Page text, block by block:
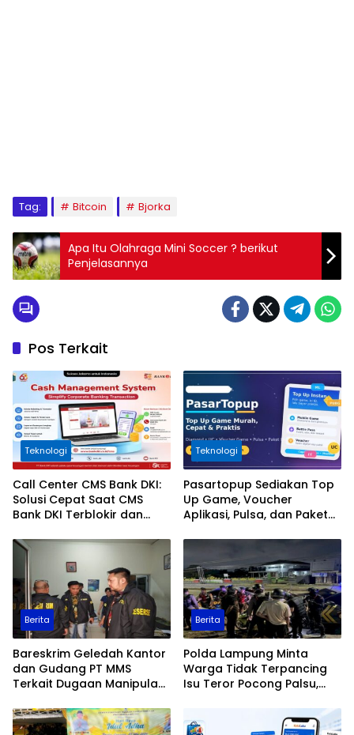
Tag: Bitcoin Bjorka
Apa Itu Olahraga Mini Soccer ? berikut
Penjelasannya
Pos Terkait
Teknologi
Call Center CMS Bank DKI:
Solusi Cepat Saat CMS
Bank DKI Terblokir dan
Teknologi
Pasartopup Sediakan Top
Up Game, Voucher
Aplikasi, Pulsa, dan Paket
Berita
Bareskrim Geledah Kantor
dan Gudang PT MMS
Terkait Dugaan Manipulasi
Berita
Polda Lampung Minta
Warga Tidak Terpancing
Isu Teror Pocong Palsu,